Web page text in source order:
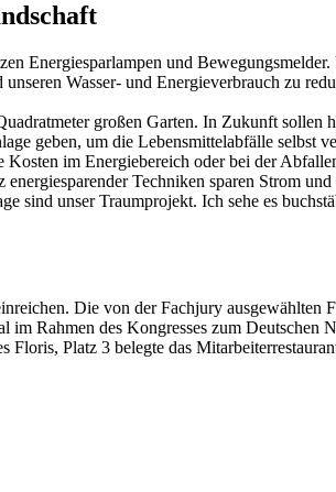
Energiesparlampen und
Wasser- und Energieverbrauch zu
großen Garten. In Zukunft sollen
geben, um die Lebensmittelabfälle selbst
im Energiebereich oder bei der
Techniken sparen Strom
sind unser Traumprojekt. Ich sehe es
Die von der Fachjury ausgewählten
Rahmen des Kongresses zum Deutschen
Floris, Platz 3 belegte das